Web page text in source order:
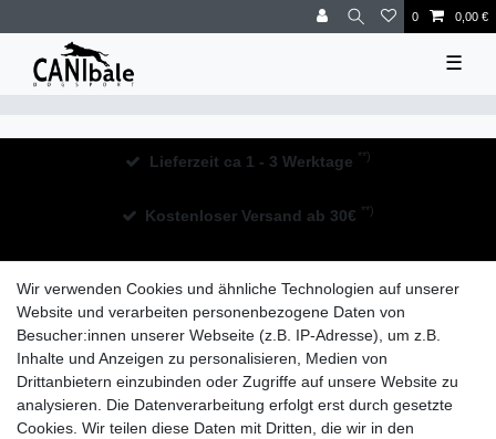
0 0,00 €
☰
Lieferzeit ca 1 - 3 Werktage **)
Kostenloser Versand ab 30€ **)
Widerrufs­recht Impressum Daten­schutz­erklärung
Wir verwenden Cookies und ähnliche Technologien auf unserer
Website und verarbeiten personenbezogene Daten von
Besucher:innen unserer Webseite (z.B. IP-Adresse), um z.B.
Inhalte und Anzeigen zu personalisieren, Medien von
Drittanbietern einzubinden oder Zugriffe auf unsere Website zu
analysieren. Die Datenverarbeitung erfolgt erst durch gesetzte
Cookies. Wir teilen diese Daten mit Dritten, die wir in den